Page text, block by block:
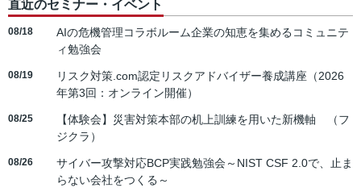
直近のセミナー・イベント
08/18
AIの危機管理コラボルーム企業の知恵を集めるコミュニテ
ィ勉強会
08/19
リスク対策.com認定リスクアドバイザー養成講座（2026
年第3回：オンライン開催）
08/25
【体験会】災害対策本部の机上訓練を用いた新機軸 （フ
ジクラ）
08/26
サイバー攻撃対応BCP実践勉強会～NIST CSF 2.0で、止ま
らない会社をつくる～